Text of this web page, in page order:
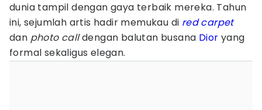
dunia tampil dengan gaya terbaik mereka. Tahun
ini, sejumlah artis hadir memukau di red carpet
dan photo calldengan balutan busana Dior yang
formal sekaligus elegan.